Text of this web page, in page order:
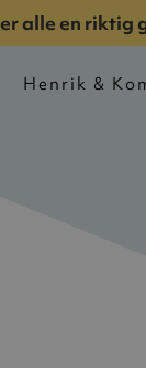
alle en riktig
Henrik &